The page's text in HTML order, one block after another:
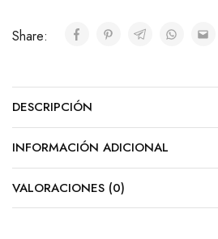
Share:
DESCRIPCIÓN
INFORMACIÓN ADICIONAL
VALORACIONES (0)